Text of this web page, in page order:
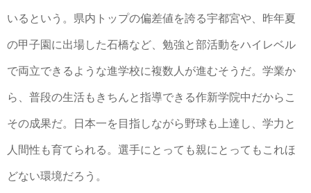
いるという。県内トップの偏差値を誇る宇都宮や、昨年夏
の甲子園に出場した石橋など、勉強と部活動をハイレベル
で両立できるような進学校に複数人が進むそうだ。学業か
ら、普段の生活もきちんと指導できる作新学院中だからこ
その成果だ。日本一を目指しながら野球も上達し、学力と
人間性も育てられる。選手にとっても親にとってもこれほ
どない環境だろう。